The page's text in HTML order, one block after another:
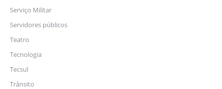
Serviço Militar
Servidores públicos
Teatro
Tecnologia
Tecsul
Trânsito